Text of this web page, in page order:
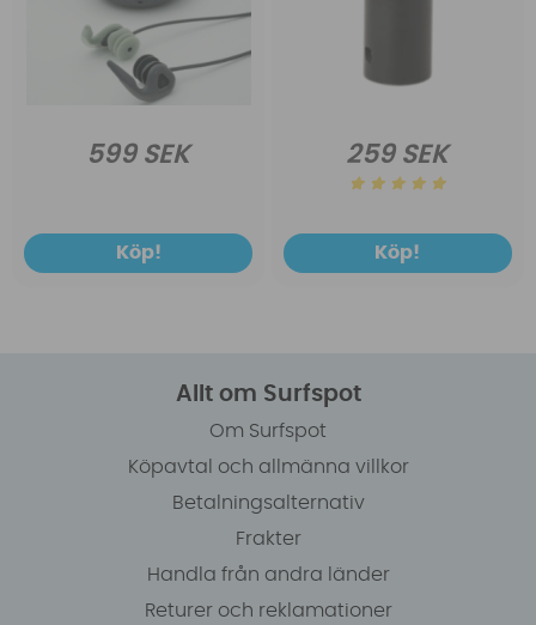
599 SEK
Köp!
259 SEK
Köp!
Allt om Surfspot
Om Surfspot
Köpavtal och allmänna villkor
Betalningsalternativ
Frakter
Handla från andra länder
Returer och reklamationer